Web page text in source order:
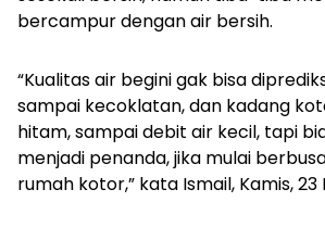
bercampur dengan air bersih.
“Kualitas air begini gak bisa
sampai kecoklatan, dan kadang
hitam, sampai debit air kecil, tapi
menjadi penanda, jika mulai
rumah kotor,” kata Ismail, Kamis, 23